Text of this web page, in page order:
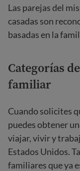
Las parejas del
casadas son
basadas en la
Categorías
familiar
Cuando solicites
puedes obtener
viajar, vivir y
Estados Unidos.
familiares que ya